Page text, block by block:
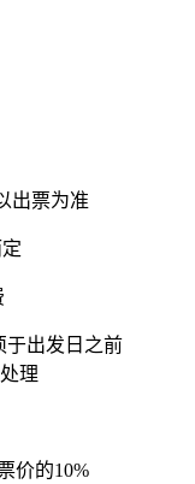
出票为准
于出发日之前
理
价的10%